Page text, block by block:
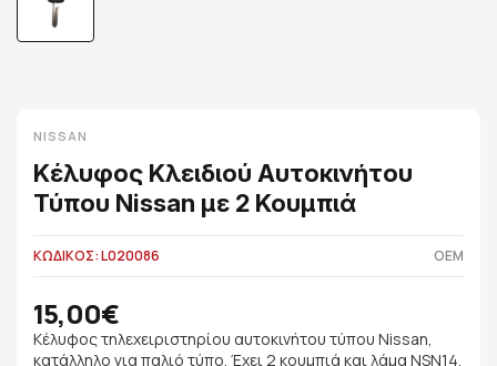
NISSAN
Κέλυφος Κλειδιού Αυτοκινήτου
Τύπου Nissan με 2 Κουμπιά
ΚΩΔΙΚΟΣ: L020086 OEM
15,00€
Κέλυφος τηλεχειριστηρίου αυτοκινήτου τύπου Nissan,
κατάλληλο για παλιό τύπο. Έχει 2 κουμπιά και λάμα NSN14.